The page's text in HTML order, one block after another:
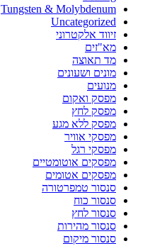
Tungsten & Molybdenum
Uncategorized
זיווד אלקטרוני
מא"זים
מד תאוצה
מונים ושעונים
מנועים
מפסק ואקום
מפסק לחץ
מפסק ללא מגע
מפסקי אוויר
מפסקי רגל
מפסקים אוטומטיים
מפסקים אטומים
סנסור טמפרטורה
סנסור כוח
סנסור לחץ
סנסור מהירות
סנסור מיקום